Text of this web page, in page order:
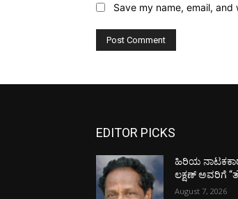
Save my name, email,
EDITOR PICKS
ಹಿರಿಯ
ಲಕ್ಷಣ್ ಅವರಿಗೆ
August 7, 2026